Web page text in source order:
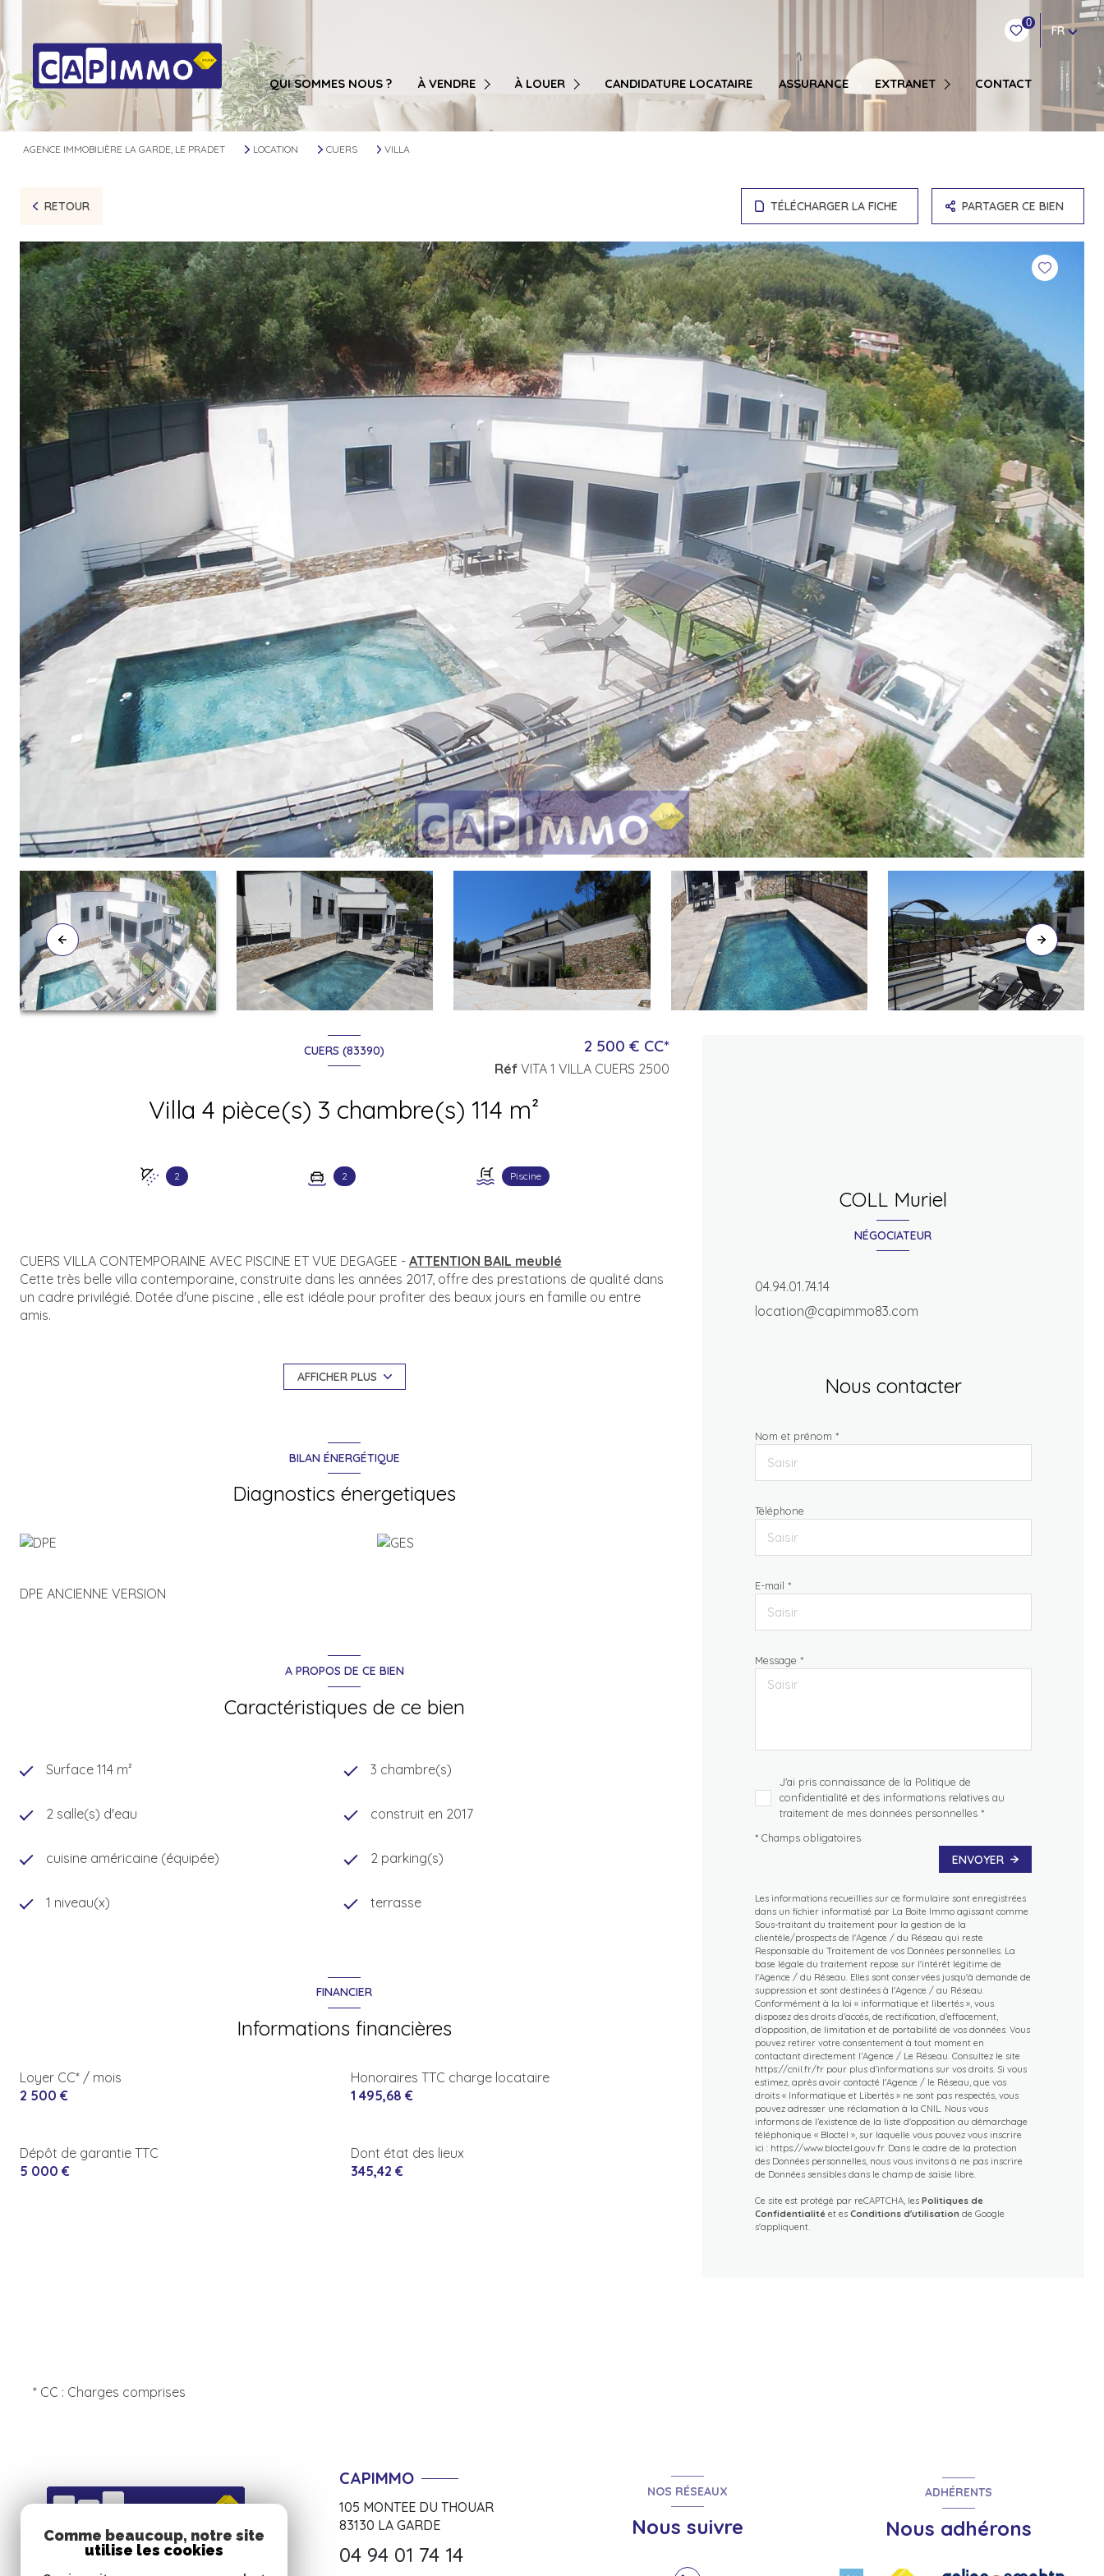
0
FR
QUI SOMMES NOUS ? À VENDRE
T6
À LOUER
T5
T6
CANDIDATURE LOCATAIRE ASSURANCE EXTRANET
COPROPRIÉTAIRE SYNDIC
LOCATION GESTION
TRANSACTION VENTE
CONTACT
AGENCE IMMOBILIÈRE LA GARDE, LE PRADET LOCATION CUERS VILLA
RETOUR TÉLÉCHARGER LA FICHE PARTAGER CE BIEN
CUERS (83390)
Villa 4 pièce(s) 3 chambre(s) 114 m²
2 2 Piscine
2 500 € CC*
Réf VITA 1 VILLA CUERS 2500
CUERS VILLA CONTEMPORAINE AVEC PISCINE ET VUE DEGAGEE - ATTENTION BAIL meublé
Cette très belle villa contemporaine, construite dans les années 2017, offre des prestations de qualité dans
un cadre privilégié. Dotée d'une piscine , elle est idéale pour profiter des beaux jours en famille ou entre
amis.
vue dégagée, parfaite pour les repas en extérieur et les moments de détente. Elle dispose également de
trois chambres confortables, dont une suite parentale avec salle d'eau attenante et dressing ainsi qu'une
Disponibilité à compter du 1ER SEPTEMBRE sauf imprévu de dernière minute du locataire sortant
Ce bien est actuellement toujours disponible.
explicative en photo dans cette annonce)
En raison d’un trop grand nombre d’appels, les appels téléphoniques ne sont plus traités.
AFFICHER PLUS
BILAN ÉNERGÉTIQUE
Diagnostics énergetiques
DPE ANCIENNE VERSION
A PROPOS DE CE BIEN
Caractéristiques de ce bien
Surface 114 m² 3 chambre(s)
2 salle(s) d'eau construit en 2017
cuisine américaine (équipée) 2 parking(s)
1 niveau(x) terrasse
FINANCIER
Informations financières
Loyer CC* / mois
2 500 €
Honoraires TTC charge locataire
1 495,68 €
Dont état des lieux
345,42 €
Dépôt de garantie TTC
5 000 €
NÉGOCIATEUR
COLL Muriel
04.94.01.74.14
location@capimmo83.com
Nous contacter
Nom et prénom *
Téléphone
E-mail *
Message *
J'ai pris connaissance de la Politique de
confidentialité et des informations relatives au
traitement de mes données personnelles *
* Champs obligatoires
ENVOYER
Les informations recueillies sur ce formulaire sont enregistrées
dans un fichier informatisé par La Boite Immo agissant comme
Sous-traitant du traitement pour la gestion de la
clientèle/prospects de l'Agence / du Réseau qui reste
Responsable du Traitement de vos Données personnelles. La
base légale du traitement repose sur l'intérêt légitime de
l'Agence / du Réseau. Elles sont conservées jusqu'à demande de
suppression et sont destinées à l'Agence / au Réseau.
Conformément à la loi « informatique et libertés », vous
disposez des droits d’accès, de rectification, d’effacement,
d’opposition, de limitation et de portabilité de vos données. Vous
pouvez retirer votre consentement à tout moment en
contactant directement l’Agence / Le Réseau. Consultez le site
https://cnil.fr/frpour plus d’informations sur vos droits. Si vous
estimez, après avoir contacté l'Agence / le Réseau, que vos
droits « Informatique et Libertés » ne sont pas respectés, vous
pouvez adresser une réclamation à la CNIL. Nous vous
informons de l’existence de la liste d'opposition au démarchage
téléphonique « Bloctel », sur laquelle vous pouvez vous inscrire
ici : https://www.bloctel.gouv.fr. Dans le cadre de la protection
des Données personnelles, nous vous invitons à ne pas inscrire
de Données sensibles dans le champ de saisie libre.
Ce site est protégé par reCAPTCHA, les Politiques de
Confidentialitéet es Conditions d'utilisation de Google
s'appliquent.
* CC : Charges comprises
CAPIMMO
105 MONTEE DU THOUAR
83130 LA GARDE
04 94 01 74 14
NOS RÉSEAUX
Nous suivre
ADHÉRENTS
Nous adhérons
Comme beaucoup, notre site
utilise les cookies